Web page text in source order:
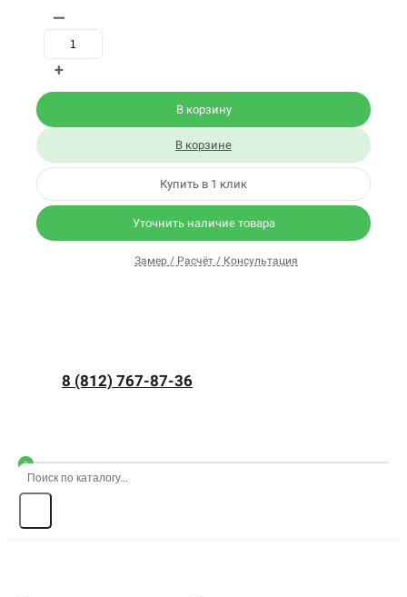
—
+
В корзину
В корзине
Купить в 1 клик
Уточнить наличие товара
Замер / Расчёт / Консультация
8 (812) 767-87-36
0